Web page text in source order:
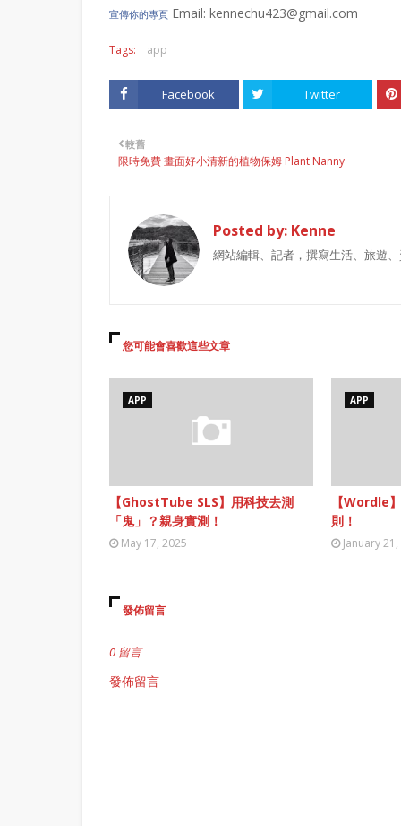
宣傳你的專頁 Email: kennechu423@gmail.com
Tags: app
Facebook Twitter
較舊
限時免費 畫面好小清新的植物保姆 Plant Nanny
Posted by: Kenne
網站編輯、記者，撰寫生活、旅遊
您可能會喜歡這些文章
APP
【GhostTube SLS】用科技去測
「鬼」？親身實測！
May 17, 2025
APP
【Wordle
則！
January
發佈留言
0 留言
發佈留言